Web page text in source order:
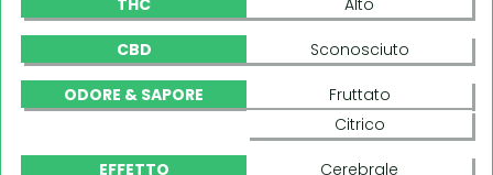
CBD Sconosciuto
ODORE & SAPORE
Fruttato
Citrico
EFFETTO
Cerebrale